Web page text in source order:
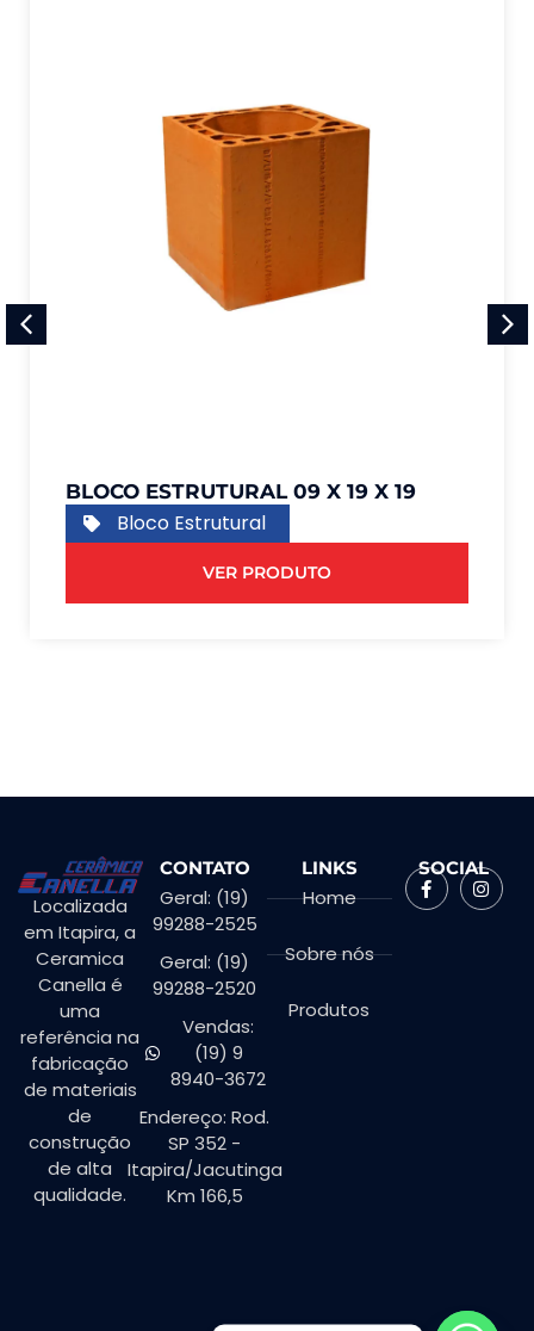
BLOCO ESTRUTURAL 09 X 19 X 19
Bloco Estrutural
VER PRODUTO
Localizada
em Itapira, a
Ceramica
Canella é
uma
referência na
fabricação
de materiais
de
construção
de alta
qualidade.
CONTATO
Geral: (19)
99288-2525
Geral: (19)
99288-2520
Vendas:
(19) 9
8940-3672
Endereço: Rod.
SP 352 -
Itapira/Jacutinga
Km 166,5
LINKS
Home
Sobre nós
Produtos
SOCIAL